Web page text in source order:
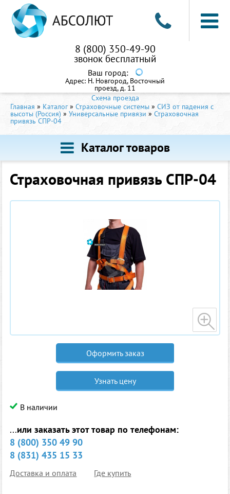
8 (800) 350-49-90
звонок бесплатный
Ваш город:
Адрес: Н. Новгород, Восточный
проезд, д. 11
Схема проезда
Главная » Каталог» Страховочные системы » СИЗ от падения с
высоты (Россия) » Универсальные привязи » Страховочная
привязь СПР-04
Каталог товаров
Страховочная привязь СПР-04
Оформить заказ
Узнать цену
В наличии
...или заказать этот товар по телефонам:
8 (800) 350 49 90
8 (831) 435 15 33
Доставка и оплата Где купить